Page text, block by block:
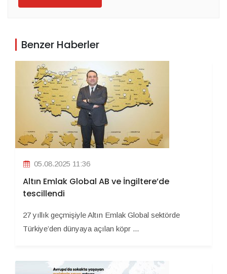
Benzer Haberler
05.08.2025 11:36
Altın Emlak Global AB ve İngiltere’de
tescillendi
27 yıllık geçmişiyle Altın Emlak Global sektörde
Türkiye’den dünyaya açılan köpr ...